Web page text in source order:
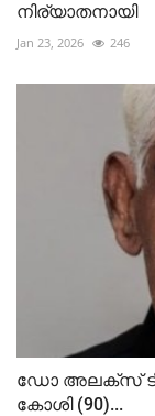
നിര്യാതനായി
Jan 23, 2026 246
ഡോ അലക്സ്‌ ടി.
കോശി (90)...